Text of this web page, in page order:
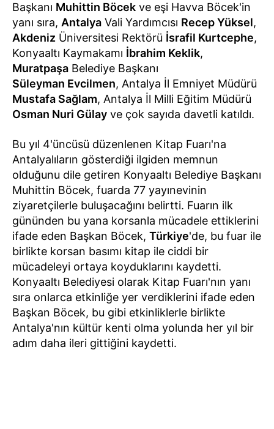
Başkanı Muhittin Böcek ve eşi Havva Böcek'in
yanı sıra, Antalya Vali Yardımcısı Recep Yüksel,
Akdeniz Üniversitesi Rektörü İsrafil Kurtcephe,
Konyaaltı Kaymakamı İbrahim Keklik,
Muratpaşa Belediye Başkanı
Süleyman Evcilmen, Antalya İl Emniyet Müdürü
Mustafa Sağlam, Antalya İl Milli Eğitim Müdürü
Osman Nuri Gülay ve çok sayıda davetli katıldı.
Bu yıl 4'üncüsü düzenlenen Kitap Fuarı'na
Antalyalıların gösterdiği ilgiden memnun
olduğunu dile getiren Konyaaltı Belediye Başkanı
Muhittin Böcek, fuarda 77 yayınevinin
ziyaretçilerle buluşacağını belirtti. Fuarın ilk
gününden bu yana korsanla mücadele ettiklerini
ifade eden Başkan Böcek, Türkiye'de, bu fuar ile
birlikte korsan basımı kitap ile ciddi bir
mücadeleyi ortaya koyduklarını kaydetti.
Konyaaltı Belediyesi olarak Kitap Fuarı'nın yanı
sıra onlarca etkinliğe yer verdiklerini ifade eden
Başkan Böcek, bu gibi etkinliklerle birlikte
Antalya'nın kültür kenti olma yolunda her yıl bir
adım daha ileri gittiğini kaydetti.